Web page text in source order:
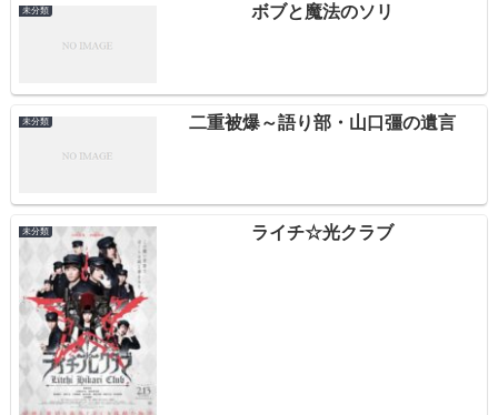
未分類 ボブと魔法のソリ
未分類 二重被爆～語り部・山口彊の遺言
未分類 ライチ☆光クラブ